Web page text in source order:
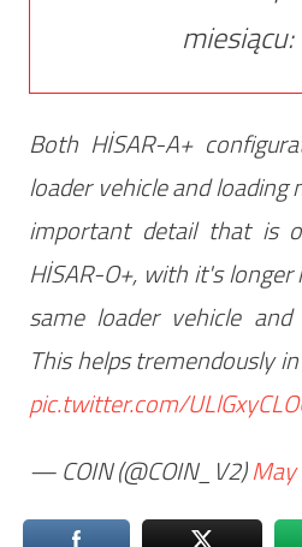
miesiącu:
Both HİSAR-A+
loader vehicle and loading
important detail that is
HİSAR-O+, with it's
same loader vehicle and
This helps tremendously
pic.twitter.com/
— COIN (@COIN_V2)